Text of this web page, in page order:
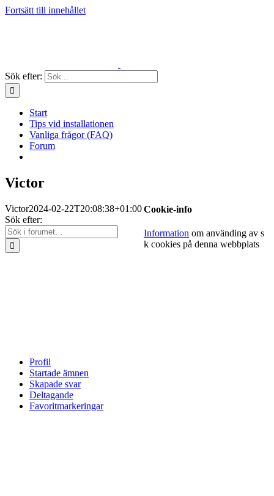
Fortsätt till innehållet
Sök efter:
Start
Tips vid installationen
Vanliga frågor (FAQ)
Forum
Victor
Victor2024-02-22T20:08:38+01:00
Sök efter:
Profil
Startade ämnen
Skapade svar
Deltagande
Favoritmarkeringar
Cookie-info
Information om använding av s
k cookies på denna webbplats